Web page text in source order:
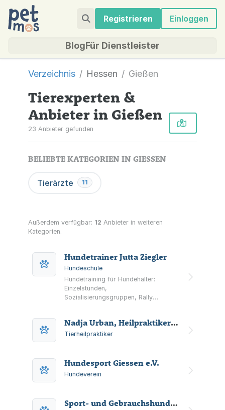
Registrieren Einloggen
BlogFür Dienstleister
Verzeichnis Hessen Gießen
Tierexperten &
Anbieter in Gießen
23 Anbieter gefunden
BELIEBTE KATEGORIEN IN GIESSEN
Tierärzte 11
Außerdem verfügbar: 12 Anbieter in weiteren
Kategorien.
Hundetrainer Jutta Ziegler
Hundeschule
Hundetraining für Hundehalter:
Einzelstunden,
Sozialisierungsgruppen, Rally
Nadja Urban, Heilpraktikerin, Tierheilpraktikerin
Tierheilpraktiker
Hundesport Giessen e.V.
Hundeverein
Sport- und Gebrauchshundeverein e.V.